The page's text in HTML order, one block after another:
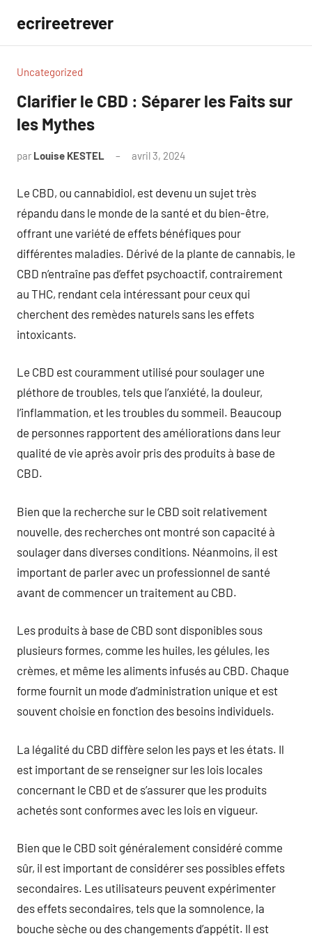
contenu
ecrireetrever
Uncategorized
Clarifier le CBD : Séparer les Faits sur
les Mythes
par Louise KESTEL avril 3, 2024
Le CBD, ou cannabidiol, est devenu un sujet très
répandu dans le monde de la santé et du bien-être,
offrant une variété de effets bénéfiques pour
différentes maladies. Dérivé de la plante de cannabis, le
CBD n’entraîne pas d’effet psychoactif, contrairement
au THC, rendant cela intéressant pour ceux qui
cherchent des remèdes naturels sans les effets
intoxicants.
Le CBD est couramment utilisé pour soulager une
pléthore de troubles, tels que l’anxiété, la douleur,
l’inflammation, et les troubles du sommeil. Beaucoup
de personnes rapportent des améliorations dans leur
qualité de vie après avoir pris des produits à base de
CBD.
Bien que la recherche sur le CBD soit relativement
nouvelle, des recherches ont montré son capacité à
soulager dans diverses conditions. Néanmoins, il est
important de parler avec un professionnel de santé
avant de commencer un traitement au CBD.
Les produits à base de CBD sont disponibles sous
plusieurs formes, comme les huiles, les gélules, les
crèmes, et même les aliments infusés au CBD. Chaque
forme fournit un mode d’administration unique et est
souvent choisie en fonction des besoins individuels.
La légalité du CBD diffère selon les pays et les états. Il
est important de se renseigner sur les lois locales
concernant le CBD et de s’assurer que les produits
achetés sont conformes avec les lois en vigueur.
Bien que le CBD soit généralement considéré comme
sûr, il est important de considérer ses possibles effets
secondaires. Les utilisateurs peuvent expérimenter
des effets secondaires, tels que la somnolence, la
bouche sèche ou des changements d’appétit. Il est